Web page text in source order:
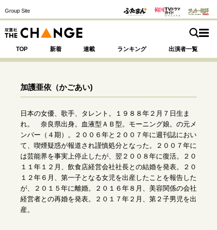
Group Site
TOP 新着 連載 ランキング 出演者一覧
SPECIAL 注目の記事テーマで探す
サイトの核・哲学
運命を変えた出会い 決断の裏側
挫折からの再起
未知への挑戦
プロフェッショナルの矜持
人生が動いた日 10代の挫折と原点
加護亜依 （かごあい)
日本の女優、歌手、タレント。１９８８年２月７日生ま
れ。 奈良県出身。血液型ＡＢ型。モーニング娘。の元メ
ンバー（４期）。２００６年と２００７年に週刊誌におい
て、喫煙疑惑が報道され謹慎処分となった。２００７年に
は芸能界を事実上停止したが、翌２００８年に復活。２０
１１年１２月、飲食店経営会社社長との結婚を発表。２０
１２年６月、第一子となる女児を出産したことを報告した
が、２０１５年に離婚。２０１６年８月、美容関係の会社
経営者との再婚を発表。２０１７年２月、第２子男児を出
産。